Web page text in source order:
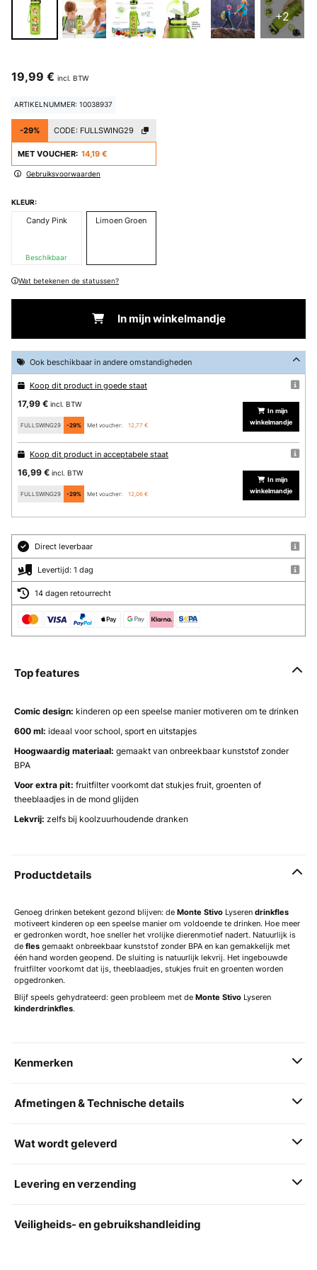
+2
19,99 € incl. BTW
ARTIKELNUMMER: 10038937
-29% CODE: FULLSWING29
MET VOUCHER: 14,19 €
Gebruiksvoorwaarden
KLEUR:
Candy Pink
Beschikbaar
Limoen Groen
Wat betekenen de statussen?
In mijn winkelmandje
Ook beschikbaar in andere omstandigheden
Koop dit product in goede staat
17,99 € incl. BTW
FULLSWING29 -29% Met voucher: 12,77 €
In mijn
winkelmandje
Koop dit product in acceptabele staat
16,99 € incl. BTW
FULLSWING29 -29% Met voucher: 12,06 €
In mijn
winkelmandje
Direct leverbaar
Levertijd: 1 dag
14 dagen retourrecht
Top features
Comic design: kinderen op een speelse manier motiveren om te drinken
600 ml: ideaal voor school, sport en uitstapjes
Hoogwaardig materiaal: gemaakt van onbreekbaar kunststof zonder
BPA
Voor extra pit: fruitfilter voorkomt dat stukjes fruit, groenten of
theeblaadjes in de mond glijden
Lekvrij: zelfs bij koolzuurhoudende dranken
Productdetails
Genoeg drinken betekent gezond blijven: de Monte Stivo Lyseren drinkfles
motiveert kinderen op een speelse manier om voldoende te drinken. Hoe meer
er gedronken wordt, hoe sneller het vrolijke dierenmotief nadert. Natuurlijk is
de fles gemaakt onbreekbaar kunststof zonder BPA en kan gemakkelijk met
één hand worden geopend. De sluiting is natuurlijk lekvrij. Het ingebouwde
fruitfilter voorkomt dat ijs, theeblaadjes, stukjes fruit en groenten worden
opgedronken.
Blijf speels gehydrateerd: geen probleem met de Monte Stivo Lyseren
kinderdrinkfles.
Kenmerken
Afmetingen & Technische details
Wat wordt geleverd
Levering en verzending
Veiligheids- en gebruikshandleiding